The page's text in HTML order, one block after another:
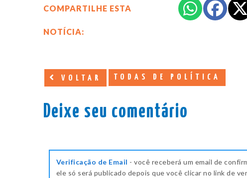
COMPARTILHE ESTA
NOTÍCIA:
VOLTAR TODAS DE POLÍTICA
Deixe seu comentário
Verificação de Email - você receberá um email de
ele só será publicado depois que você clicar no link de